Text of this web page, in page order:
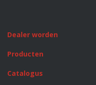
Dealer worden
Producten
Catalogus